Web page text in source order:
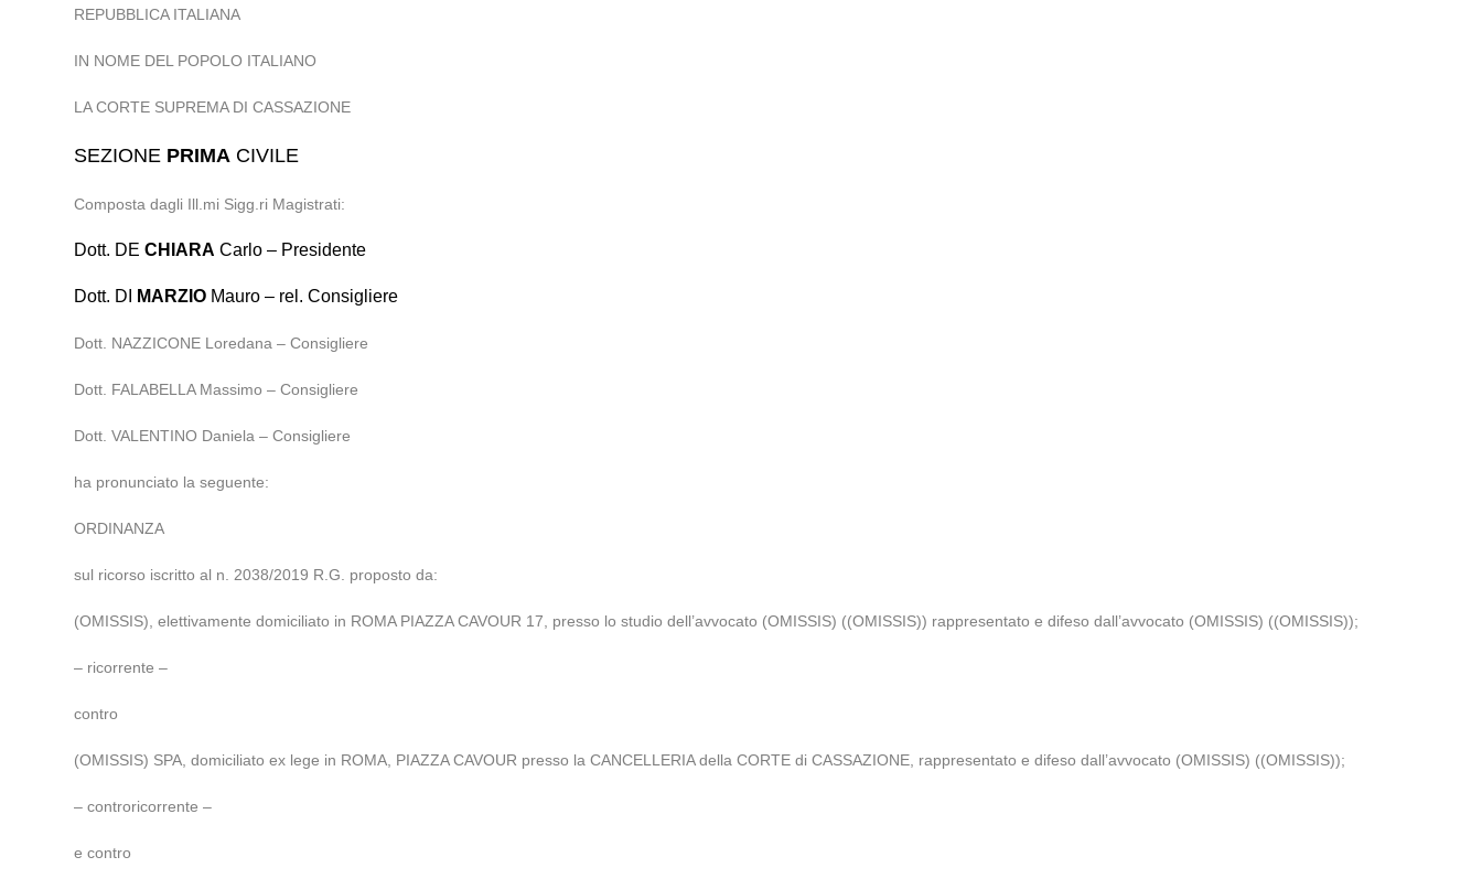
REPUBBLICA ITALIANA
IN NOME DEL POPOLO ITALIANO
LA CORTE SUPREMA DI CASSAZIONE
SEZIONE PRIMA CIVILE
Composta dagli Ill.mi Sigg.ri Magistrati:
Dott. DECHIARA Carlo – Presidente
Dott. DI MARZIO Mauro – rel. Consigliere
Dott. NAZZICONE Loredana – Consigliere
Dott. FALABELLA Massimo – Consigliere
Dott. VALENTINO Daniela – Consigliere
ha pronunciato la seguente:
ORDINANZA
sul ricorso iscritto al n. 2038/2019 R.G. proposto da:
(OMISSIS), elettivamente domiciliato in ROMA PIAZZA CAVOUR 17, presso lo studio dell’avvocato (OMISSIS) ((OMISSIS)) rappresentato e difeso dall’avvocato (OMISSIS) ((OMISSIS));
– ricorrente –
contro
(OMISSIS) SPA, domiciliato ex lege in ROMA, PIAZZA CAVOUR presso la CANCELLERIA della CORTE di CASSAZIONE, rappresentato e difeso dall’avvocato (OMISSIS) ((OMISSIS));
– controricorrente –
e contro